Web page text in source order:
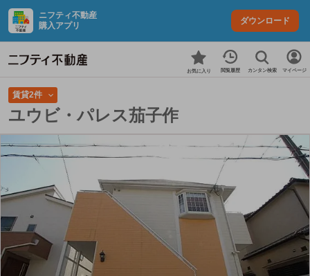
ニフティ不動産
購入アプリ
ダウンロード
お気に入り 閲覧履歴 カンタン検索 マイページ
賃貸2件
ユウビ・パレス茄子作